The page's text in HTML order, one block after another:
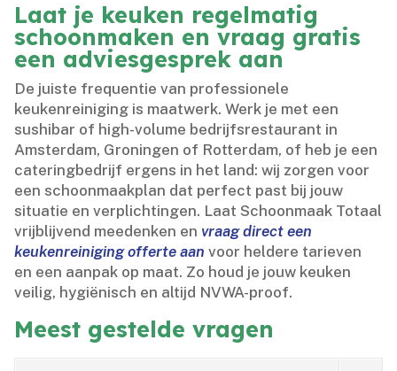
Laat je keuken regelmatig
schoonmaken en vraag gratis
een adviesgesprek aan
De juiste frequentie van professionele
keukenreiniging is maatwerk.​ Werk je met een
sushibar of high-volume bedrijfsrestaurant in
Amsterdam, Groningen of Rotterdam, of heb je een
cateringbedrijf ergens in het land: wij zorgen voor
een schoonmaakplan dat perfect past bij jouw
situatie en verplichtingen.​ Laat Schoonmaak Totaal
vrijblijvend meedenken en vraag direct een
keukenreiniging offerte aan voor heldere tarieven
en een aanpak op maat.​ Zo houd je jouw keuken
veilig, hygiënisch en altijd NVWA-proof.​
Meest gestelde vragen